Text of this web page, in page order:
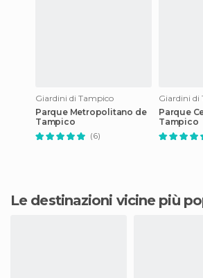
Giardini di Tampico
Parque Metropolitano de
Tampico
(6)
Giardini di
Parque
Tampico
Le destinazioni vicine più